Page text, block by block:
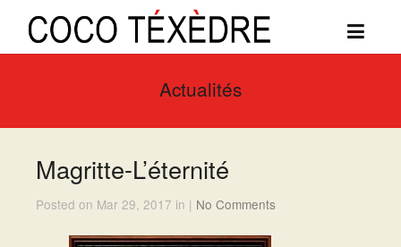
Actualités
Magritte-L’éternité
Posted on Mar 29, 2017 in | No Comments